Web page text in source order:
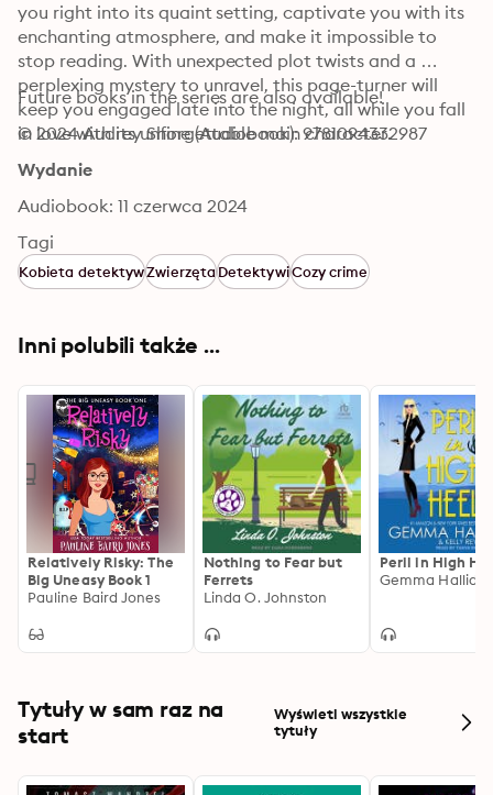
you right into its quaint setting, captivate you with its
enchanting atmosphere, and make it impossible to
stop reading. With unexpected plot twists and a
perplexing mystery to unravel, this page-turner will
keep you engaged late into the night, all while you fall
in love with its unforgettable main character.
Future books in the series are also available!
© 2024 Audrey Shine (Audiobook): 9781094332987
Wydanie
Audiobook: 11 czerwca 2024
Tagi
Kobieta detektywZwierzętaDetektywiCozy crime
Inni polubili także ...
Relatively Risky: The
Big Uneasy Book 1
Pauline Baird Jones
Nothing to Fear but
Ferrets
Linda O. Johnston
Peril in High
Tytuły w sam raz na
start
Wyświetl wszystkie
tytuły